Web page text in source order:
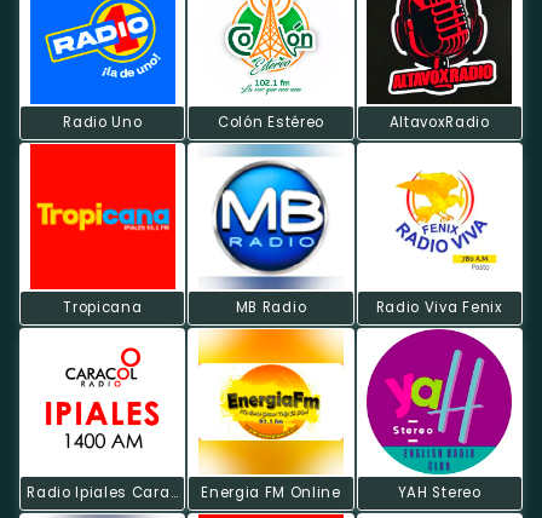
Radio Uno Colón Estéreo AltavoxRadio
Tropicana MB Radio Radio Viva Fenix
Radio Ipiales Caracol Energia FM Online YAH Stereo